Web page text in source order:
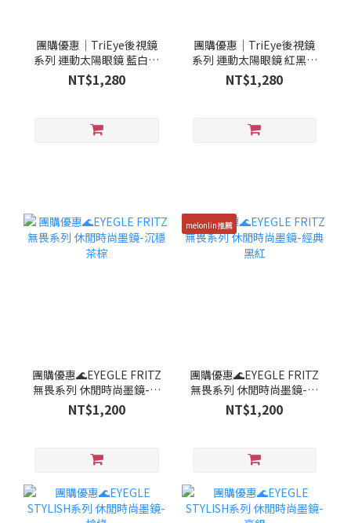
團購優惠｜TriEye後視鏡
系列 運動太陽眼鏡 藍白鏡
片M(替換鏡片)
NT$1,280
團購優惠｜TriEye後視鏡
系列 運動太陽眼鏡 紅黑鏡
片M(替換鏡片)
NT$1,280
團購優惠🌊EYEGLE FRITZ
無畏系列 休閒時尚墨鏡-沉
穩茶棕
NT$1,200
melonlin推薦
團購優惠🌊EYEGLE FRITZ
無畏系列 休閒時尚墨鏡-經
典黑紅
NT$1,200